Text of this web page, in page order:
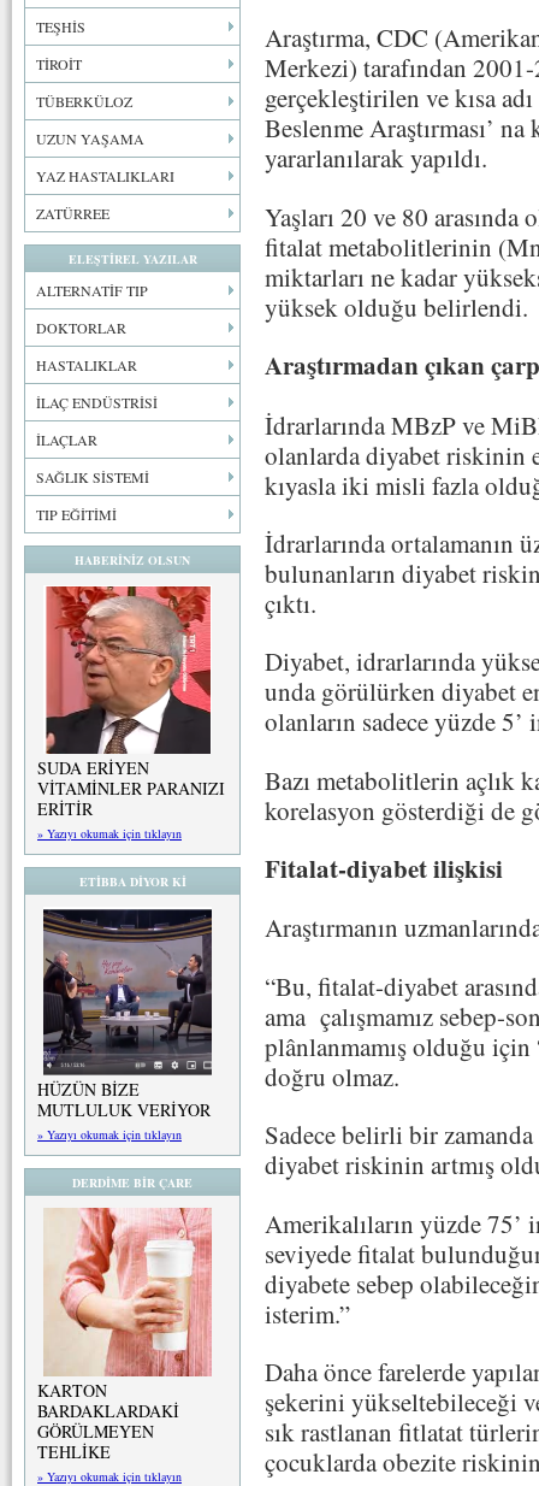
TEŞHİS
TİROİT
TÜBERKÜLOZ
UZUN YAŞAMA
YAZ HASTALIKLARI
ZATÜRREE
ELEŞTİREL YAZILAR
ALTERNATİF TIP
DOKTORLAR
HASTALIKLAR
İLAÇ ENDÜSTRİSİ
İLAÇLAR
SAĞLIK SİSTEMİ
TIP EĞİTİMİ
HABERİNİZ OLSUN
SUDA ERİYEN
VİTAMİNLER PARANIZI
ERİTİR
» Yazıyı okumak için tıklayın
ETİBBA DİYOR Kİ
HÜZÜN BİZE
MUTLULUK VERİYOR
» Yazıyı okumak için tıklayın
DERDİME BİR ÇARE
KARTON
BARDAKLARDAKİ
GÖRÜLMEYEN
TEHLİKE
» Yazıyı okumak için tıklayın
Araştırma, CDC
Merkezi) tarafından
gerçekleştirilen ve kısa
Beslenme Araştırması’
yararlanılarak yapıldı.
Yaşları 20 ve 80 arasında
fitalat metabolitlerinin
miktarları ne kadar
yüksek olduğu belirlendi.
Araştırmadan çıkan
İdrarlarında MBzP ve
olanlarda diyabet riskinin
kıyasla iki misli fazla
İdrarlarında ortalamanın
bulunanların diyabet
çıktı.
Diyabet, idrarlarında
unda görülürken diyabet
olanların sadece yüzde 5’
Bazı metabolitlerin açlık
korelasyon gösterdiği de
Fitalat-diyabet ilişkisi
Araştırmanın
“Bu, fitalat-diyabet
ama çalışmamız sebep-
plânlanmamış olduğu için
doğru olmaz.
Sadece belirli bir
diyabet riskinin artmış
Amerikalıların yüzde
seviyede fitalat
diyabete sebep
isterim.”
Daha önce farelerde
şekerini yükseltebileceği
sık rastlanan fitlatat
çocuklarda obezite